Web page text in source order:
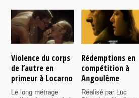
Violence du corps
de l’autre en
primeur à Locarno
Le long métrage
Rédemptions en
compétition à
Angoulême
Réalisé par Luc